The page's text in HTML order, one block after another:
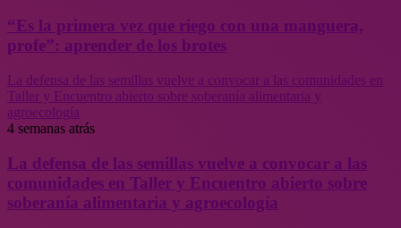
“Es la primera vez que riego con una manguera,
profe”: aprender de los brotes
La defensa de las semillas vuelve a convocar a las comunidades en
Taller y Encuentro abierto sobre soberanía alimentaria y
agroecología
4 semanas atrás
La defensa de las semillas vuelve a convocar a las
comunidades en Taller y Encuentro abierto sobre
soberanía alimentaria y agroecología